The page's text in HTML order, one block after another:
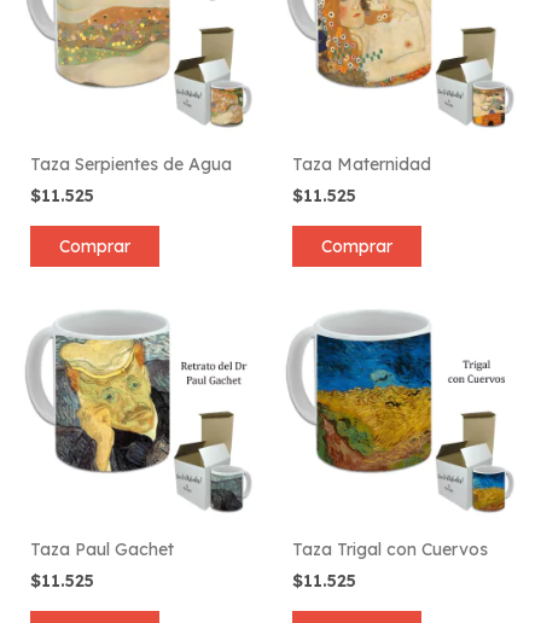
Taza Serpientes de Agua
$11.525
Comprar
Taza Maternidad
$11.525
Comprar
Taza Paul Gachet
$11.525
Taza Trigal con Cuervos
$11.525